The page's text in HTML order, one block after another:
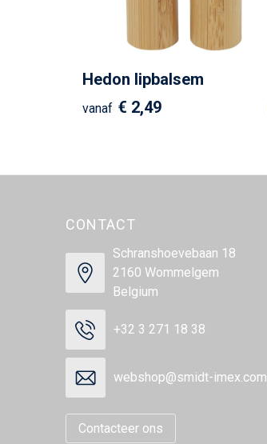
Hedon lipbalsem
vanaf € 2,49
CONTACT
Schranshoevebaan 18
2160 Wommelgem
Belgium
+32 3 271 18 38
webshop@smidt-imex.com
Contacteer ons